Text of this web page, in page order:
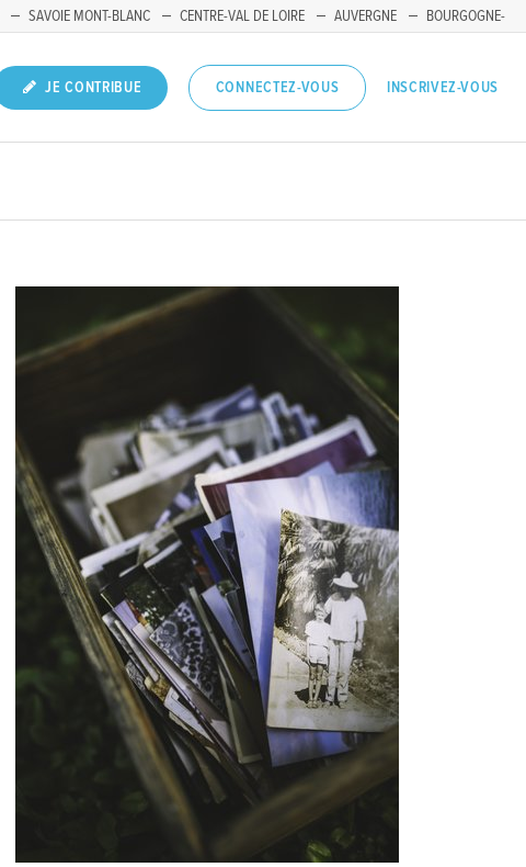
SAVOIE MONT-BLANC CENTRE-VAL DE LOIRE AUVERGNE
BOURGOGNE-
JE CONTRIBUE CONNECTEZ-VOUS INSCRIVEZ-VOUS